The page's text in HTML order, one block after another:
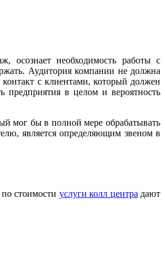
осознает необходимость работы с
Аудитория компании не должна
контакт с клиентами, который должен
предприятия в целом и вероятность
мог бы в полной мере обрабатывать
является определяющим звеном в
стоимости услуги колл центра дают